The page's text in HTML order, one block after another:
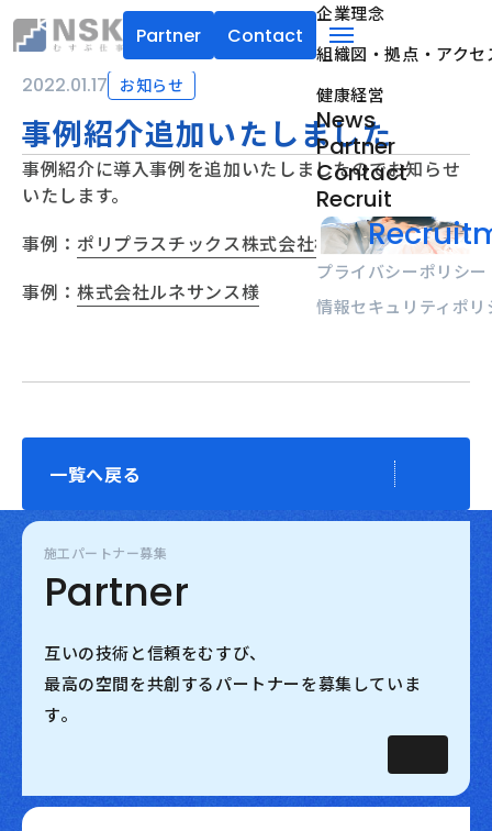
NSK株式会社
Partner Contact
menu
企業理念
組織図・拠点・アクセ
健康経営
News
Partner
Contact
Recruit
プライバシーポリシー
情報セキュリティポリ
2022.01.17 お知らせ
事例紹介追加いたしました
事例紹介に導入事例を追加いたしましたのでお知らせ
いたします。
事例： ポリプラスチックス株式会社様
事例： 株式会社ルネサンス様
一覧へ戻る
施工パートナー募集
Partner
互いの技術と信頼をむすび、
最高の空間を共創するパートナーを募集していま
す。